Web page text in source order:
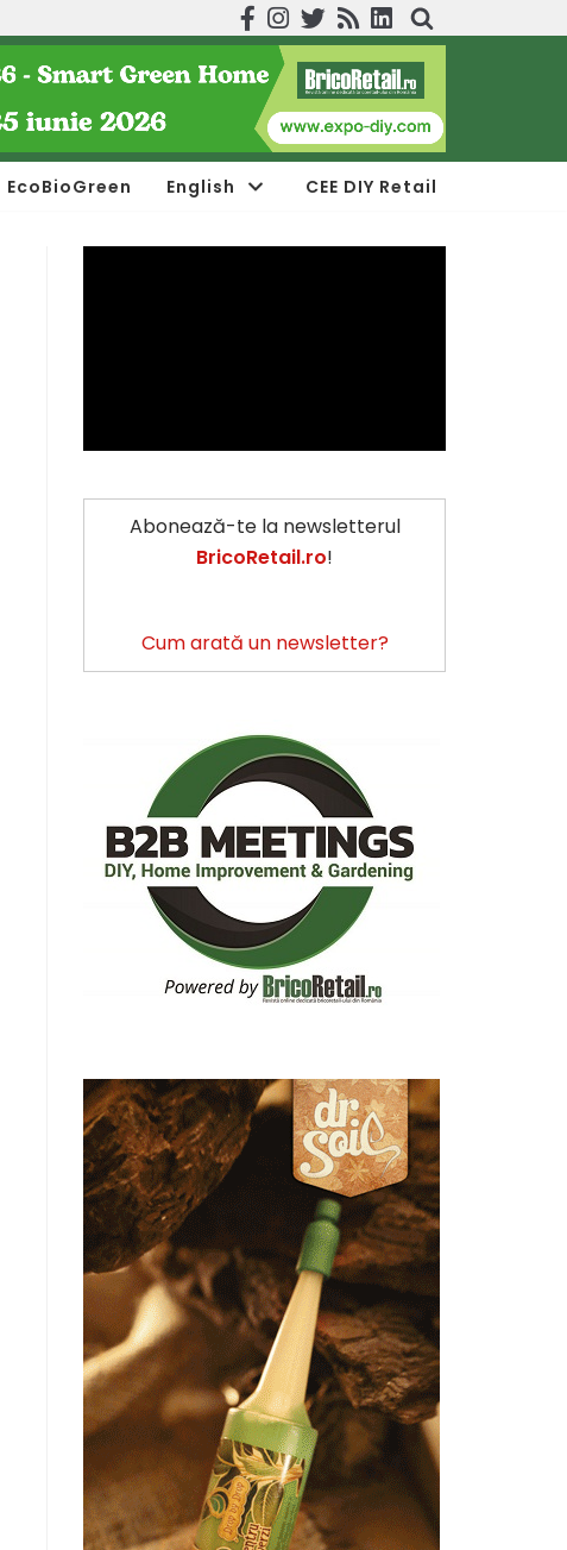
EcoBioGreen English CEE DIY Retail
Abonează-te la newsletterul
BricoRetail.ro!
Cum arată un newsletter?